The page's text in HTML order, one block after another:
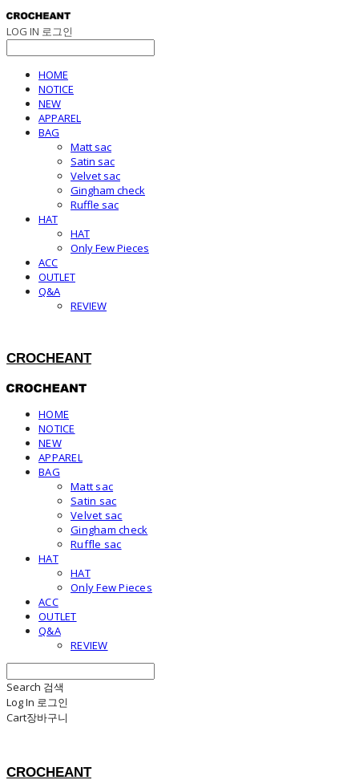
LOG IN 로그인
HOME
NOTICE
NEW
APPAREL
BAG
Matt sac
Satin sac
Velvet sac
Gingham check
Ruffle sac
HAT
HAT
Only Few Pieces
ACC
OUTLET
Q&A
REVIEW
CROCHEANT
HOME
NOTICE
NEW
APPAREL
BAG
Matt sac
Satin sac
Velvet sac
Gingham check
Ruffle sac
HAT
HAT
Only Few Pieces
ACC
OUTLET
Q&A
REVIEW
Search 검색
Log In 로그인
Cart장바구니
CROCHEANT